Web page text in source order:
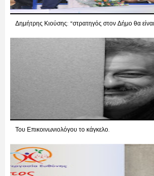
Δημήτρης Κιούσης: "στρατηγός στον Δήμο θα
Του Επικοινωνιολόγου το κάγκελο.